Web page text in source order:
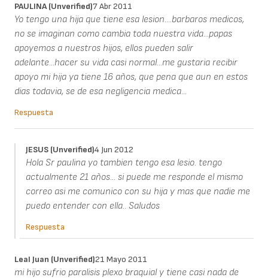
PAULINA (unverified)7 Abr 2011
Yo tengo una hija que tiene esa lesion....barbaros medicos,
no se imaginan como cambia toda nuestra vida...papas
apoyemos a nuestros hijos, ellos pueden salir
adelante...hacer su vida casi normal...me gustaria recibir
apoyo mi hija ya tiene 16 años, que pena que aun en estos
dias todavia, se de esa negligencia medica...
Respuesta
JESUS (unverified)4 Jun 2012
Hola Sr paulina yo tambien tengo esa lesio. tengo
actualmente 21 años... si puede me responde el mismo
correo asi me comunico con su hija y mas que nadie me
puedo entender con ella.. Saludos
Respuesta
Leal Juan (unverified)21 Mayo 2011
mi hijo sufrio paralisis plexo braquial y tiene casi nada de